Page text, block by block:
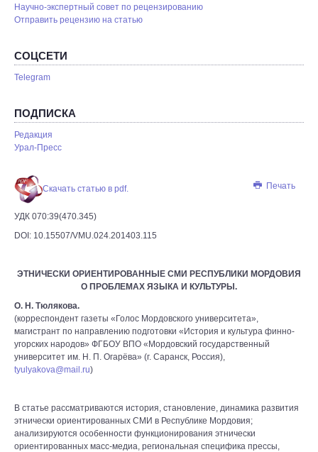
Научно-экспертный совет по рецензированию
Отправить рецензию на статью
СОЦСЕТИ
Telegram
ПОДПИСКА
Редакция
Урал-Пресс
Печать
Скачать статью в pdf.
УДК 070:39(470.345)
DOI: 10.15507/VMU.024.201403.115
ЭТНИЧЕСКИ ОРИЕНТИРОВАННЫЕ СМИ РЕСПУБЛИКИ МОРДОВИЯ
О ПРОБЛЕМАХ ЯЗЫКА И КУЛЬТУРЫ.
О. Н. Тюлякова.
(корреспондент газеты «Голос Мордовского университета»,
магистрант по направлению подготовки «История и культура финно-
угорских народов» ФГБОУ ВПО «Мордовский государственный
университет им. Н. П. Огарёва» (г. Саранск, Россия),
tyulyakova@mail.ru)
В статье рассматриваются история, становление, динамика развития
этнически ориентированных СМИ в Республике Мордовия;
анализируются особенности функционирования этнически
ориентированных масс-медиа, региональная специфика прессы,